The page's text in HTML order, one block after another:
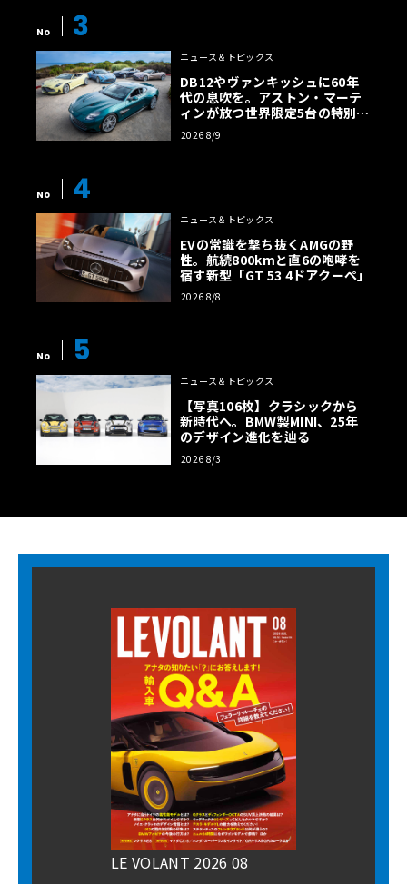
No 3
ニュース＆トピックス
DB12やヴァンキッシュに60年
代の息吹を。アストン・マーテ
ィンが放つ世界限定5台の特別コ
レクション
2026 8/9
No 4
ニュース＆トピックス
EVの常識を撃ち抜くAMGの野
性。航続800kmと直6の咆哮を
宿す新型「GT 53 4ドアクーペ」
2026 8/8
No 5
ニュース＆トピックス
【写真106枚】クラシックから
新時代へ。BMW製MINI、25年
のデザイン進化を辿る
2026 8/3
LE VOLANT 2026 08